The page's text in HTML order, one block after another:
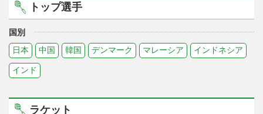
トップ選手
国別
日本
中国 韓国 デンマーク マレーシア インドネシア
インド
ラケット